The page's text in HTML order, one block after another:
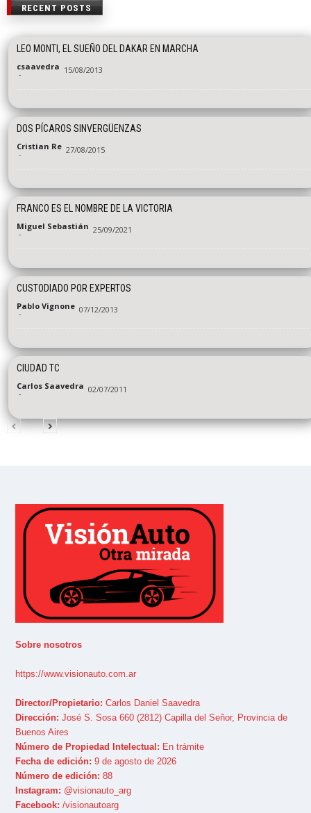
RECENT POSTS
LEO MONTI, EL SUEÑO DEL DAKAR EN MARCHA
csaavedra
- 15/08/2013
DOS PÍCAROS SINVERGÜENZAS
Cristian Re
- 27/08/2015
FRANCO ES EL NOMBRE DE LA VICTORIA
Miguel Sebastián
- 25/09/2021
CUSTODIADO POR EXPERTOS
Pablo Vignone
- 07/12/2013
CIUDAD TC
Carlos Saavedra
- 02/07/2011
Sobre nosotros
https://www.visionauto.com.ar
Director/Propietario: Carlos Daniel Saavedra
Dirección: José S. Sosa 660 (2812) Capilla del Señor, Provincia de
Buenos Aires
Número de Propiedad Intelectual: En trámite
Fecha de edición: 9 de agosto de 2026
Número de edición: 88
Instagram: @visionauto_arg
Facebook: /visionautoarg